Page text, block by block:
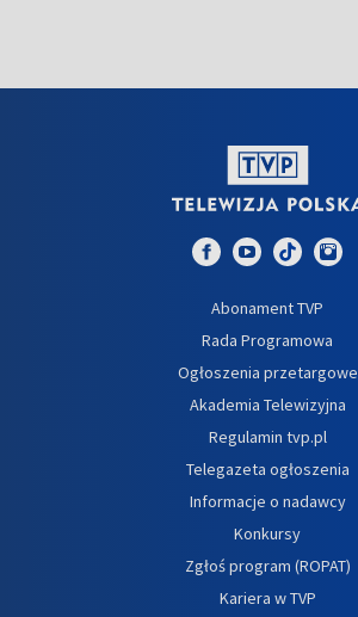
Abonament TVP
Rada Programowa
Ogłoszenia przetargowe
Akademia Telewizyjna
Regulamin tvp.pl
Telegazeta ogłoszenia
Informacje o nadawcy
Konkursy
Zgłoś program (ROPAT)
Kariera w TVP